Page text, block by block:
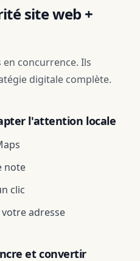
site web +
en concurrence. Ils
digitale complète.
l'attention locale
note
clic
adresse
et convertir